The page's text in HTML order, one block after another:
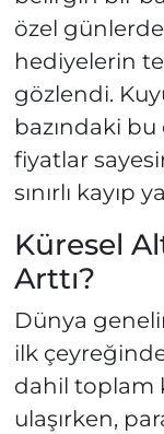
özel
hediyelerin
gözlendi.
bazındaki
fiyatlar
sınırlı kayıp
Küresel
Arttı?
Dünya
ilk
dahil toplam
ulaşırken,